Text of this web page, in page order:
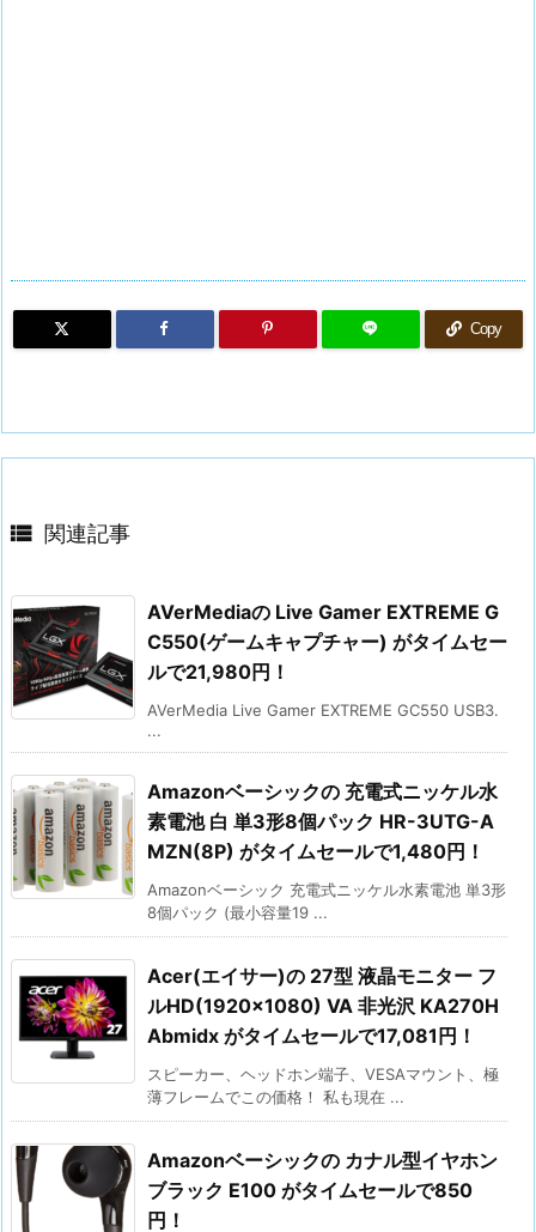
Copy
 関連記事
AVerMediaの Live Gamer EXTREME G
C550(ゲームキャプチャー) がタイムセー
ルで21,980円！
AVerMedia Live Gamer EXTREME GC550 USB3.
...
Amazonベーシックの 充電式ニッケル水
素電池 白 単3形8個パック HR-3UTG-A
MZN(8P) がタイムセールで1,480円！
Amazonベーシック 充電式ニッケル水素電池 単3形
8個パック (最小容量19 ...
Acer(エイサー)の 27型 液晶モニター フ
ルHD(1920×1080) VA 非光沢 KA270H
Abmidx がタイムセールで17,081円！
スピーカー、ヘッドホン端子、VESAマウント、極
薄フレームでこの価格！ 私も現在 ...
Amazonベーシックの カナル型イヤホン
ブラック E100 がタイムセールで850
円！